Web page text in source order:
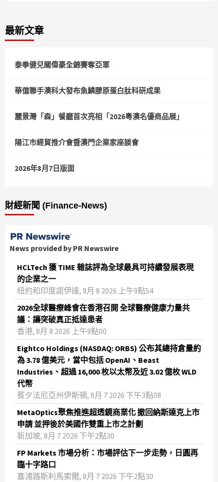
最新文章
泰拳健兒關偉豪全錦賽奪亞軍
華億聯手澳科大發布魚鱗膠原蛋白肽科研成果
麗景灣「森」餐廳首次亮相「2026粵澳名優商品展」
陽江市經貿推介會暨澳門企業家座談會
2026年8月7日版面
財經新聞 (Finance-News)
News provided by PR Newswire
HCLTech 獲 TIME 雜誌評為全球最具可持續發展表現
的企業之一
紐約和印度諾伊達, 8月 8 2026 上午9點54
2026全球醫療峰會在香港召開 全球醫療健康力量共
議：讓突破真正抵達患者
香港, 8月 8 2026 上午9點00
Eightco Holdings (NASDAQ: ORBS) 公布其總持倉量約
為 3.78 億美元，當中包括 OpenAI、Beast
Industries、超過 16,000 枚以太幣及近 3.02 億枚 WLD
代幣
賓夕法尼亞州伊斯頓, 8月 7 2026 下午3點08
MetaOptics聚焦推進超透鏡商業化 撤回納斯達克上市
申請 並押後於美國作雙重上市之計劃
新加坡, 8月 7 2026 下午2點30
FP Markets 市場分析：市場評估下一步走勢，日圓再
臨十字路口
塞浦路斯利馬索爾, 8月 7 2026 下午2點30